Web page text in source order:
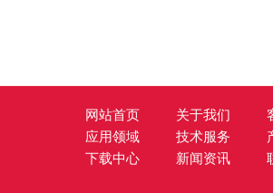
网站首页 关于我们
应用领域
技术服务
下载中心
新闻资讯